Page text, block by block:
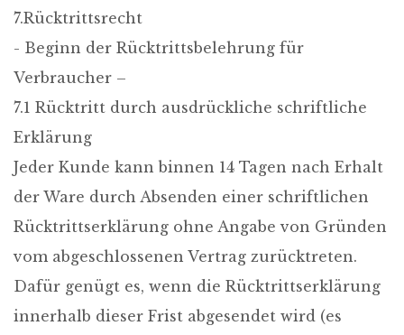
7.Rücktrittsrecht
- Beginn der Rücktrittsbelehrung für
Verbraucher –
7.1 Rücktritt durch ausdrückliche schriftliche
Erklärung
Jeder Kunde kann binnen 14 Tagen nach Erhalt
der Ware durch Absenden einer schriftlichen
Rücktrittserklärung ohne Angabe von Gründen
vom abgeschlossenen Vertrag zurücktreten.
Dafür genügt es, wenn die Rücktrittserklärung
innerhalb dieser Frist abgesendet wird (es